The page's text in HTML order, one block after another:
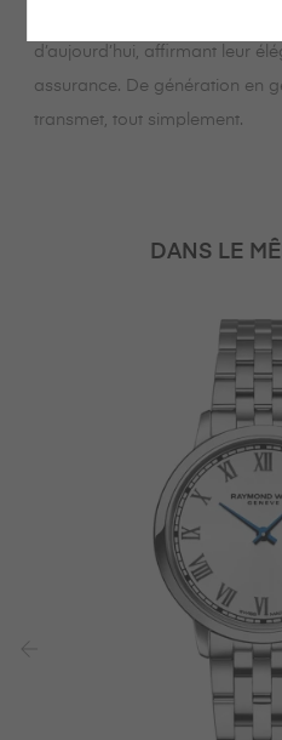
d’aujourd’hui, affirmant leur
assurance. De génération en
transmet, tout simplement.
DANS LE